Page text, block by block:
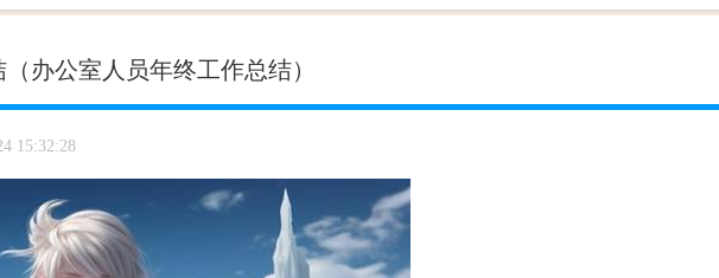
办公室人员年终工作总结）
15:32:28